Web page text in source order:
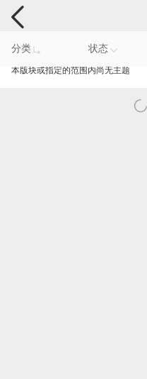
电脑反馈
分类 状态
本版块或指定的范围内尚无主题